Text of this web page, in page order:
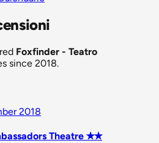
Foxfinder - Teatro
since 2018.
2018
Theatre ✭✭